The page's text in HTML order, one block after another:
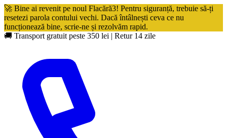
🚀 Bine ai revenit pe noul Flacără3! Pentru siguranță, trebuie să-ți
resetezi parola contului vechi. Dacă întâlnești ceva ce nu
funcționează bine, scrie-ne și rezolvăm rapid.
🚚 Transport gratuit peste 350 lei | Retur 14 zile